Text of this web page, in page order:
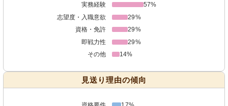
実務経験
57%
志望度・入職意欲
29%
資格・免許
29%
即戦力性
29%
その他
14%
見送り理由の傾向